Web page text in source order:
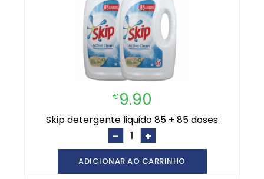
€9.90
skip detergente liquido 85 + 85 doses
- +
ADICIONAR AO CARRINHO